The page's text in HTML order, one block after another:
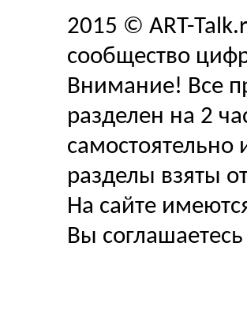
2015 © ART-
сообщество
Внимание! Все
разделен на 2
самостоятельно
разделы взяты
На сайте
Вы